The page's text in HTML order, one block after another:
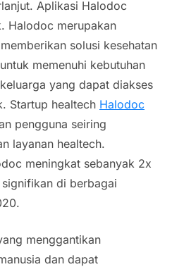
Aplikasi Halodoc
Halodoc merupakan
solusi kesehatan
memenuhi kebutuhan
yang dapat diakses
Startup healtech Halodoc
pengguna seiring
layanan healtech.
meningkat sebanyak 2x
di berbagai
menggantikan
dan dapat